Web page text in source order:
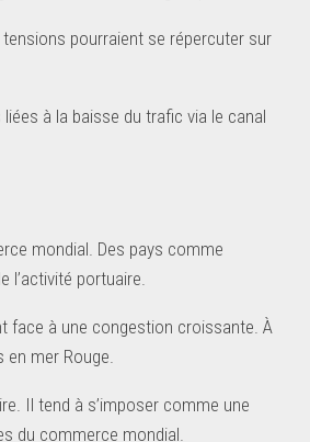
pourraient se répercuter sur
à la baisse du trafic via le canal
mondial. Des pays comme
l’activité portuaire.
face à une congestion croissante. À
en mer Rouge.
Il tend à s’imposer comme une
du commerce mondial.